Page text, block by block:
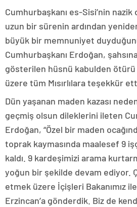
Cumhurbaşkanı es-Sisi’nin
uzun bir sürenin ardından
büyük bir memnuniyet
Cumhurbaşkanı Erdoğan,
gösterilen hüsnü kabulden ötürü
üzere tüm Mısırlılara teşekkür
Dün yaşanan maden kazası
geçmiş olsun dileklerini ileten
Erdoğan, “Özel bir maden
toprak kaymasında maalesef 9
kaldı. 9 kardeşimizi arama
yoğun bir şekilde devam ediyor.
etmek üzere İçişleri Bakanımız ile
Erzincan’a gönderdik. Biz de